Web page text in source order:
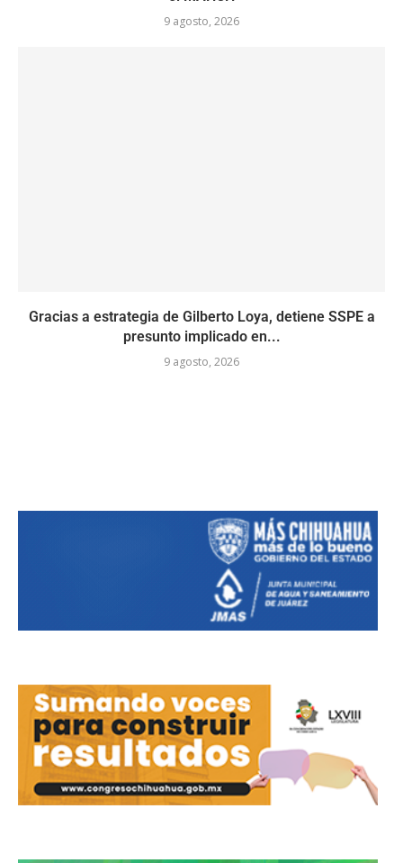
9 agosto, 2026
Gracias a estrategia de Gilberto Loya, detiene SSPE a
presunto implicado en...
9 agosto, 2026